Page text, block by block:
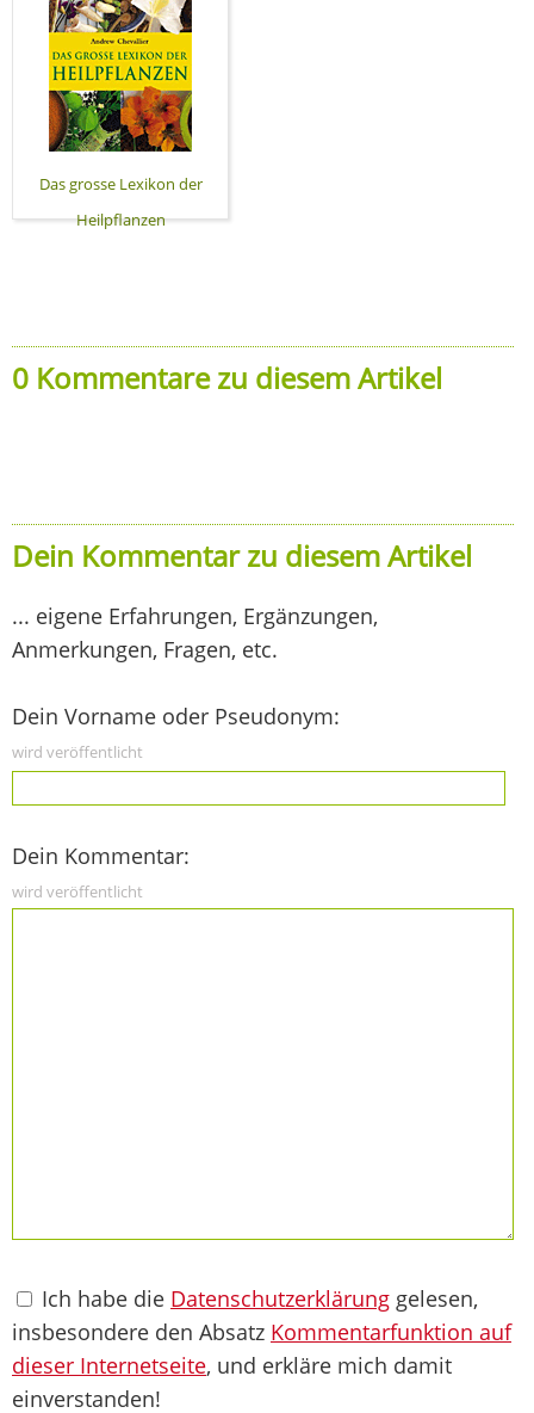
Das grosse Lexikon der
Heilpflanzen
0 Kommentare zu diesem Artikel
Dein Kommentar zu diesem Artikel
... eigene Erfahrungen, Ergänzungen,
Anmerkungen, Fragen, etc.
Dein Vorname oder Pseudonym:
wird veröffentlicht
Dein Kommentar:
wird veröffentlicht
Ich habe die Datenschutzerklärung gelesen,
insbesondere den Absatz Kommentarfunktion auf
dieser Internetseite, und erkläre mich damit
einverstanden!